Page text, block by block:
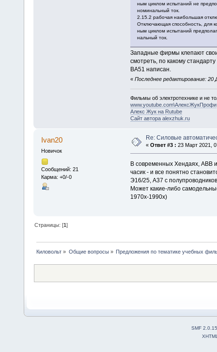
ным циклом испытаний не
номинальный ток.
2.15.2 рабочая наибольшая
Отключающая способность, для
ным циклом испытаний
нальный ток.
Западные фирмы клепают
смотреть, по какому
ВА51 написан.
« Последнее редактирование: 20
Фильмы об электротехнике и не
www.youtube.com\АлексЖукПрофи
Алекс Жук на Rutube
Сайт автора alexzhuk.ru
Ivan20
Новичок
Сообщений: 21
Карма: +0/-0
Re: Силовые
« Ответ #3 : 23 Март 2021,
В современных Хендаях, ABB
часик - и все понятно
Э16/25, А37 с
Может какие-либо
1970х-1990х)
Страницы: [1]
Киловольт » Общие вопросы» Предложения по тематике учебных
SMF 2.0.15